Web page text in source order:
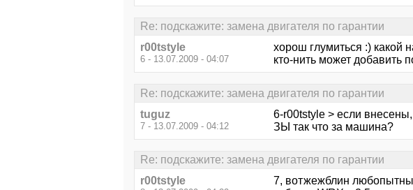
Re: подскажите: замена двигателя по гарантии
r00tstyle
6 - 13.07.2009 - 04:07
хорош глумиться :) какой
кто-нить может добавить
Re: подскажите: замена двигателя по гарантии
tuguz
7 - 13.07.2009 - 04:12
6-r00tstyle > если
ЗЫ так что за машина?
Re: подскажите: замена двигателя по гарантии
r00tstyle
7, вотжежблин